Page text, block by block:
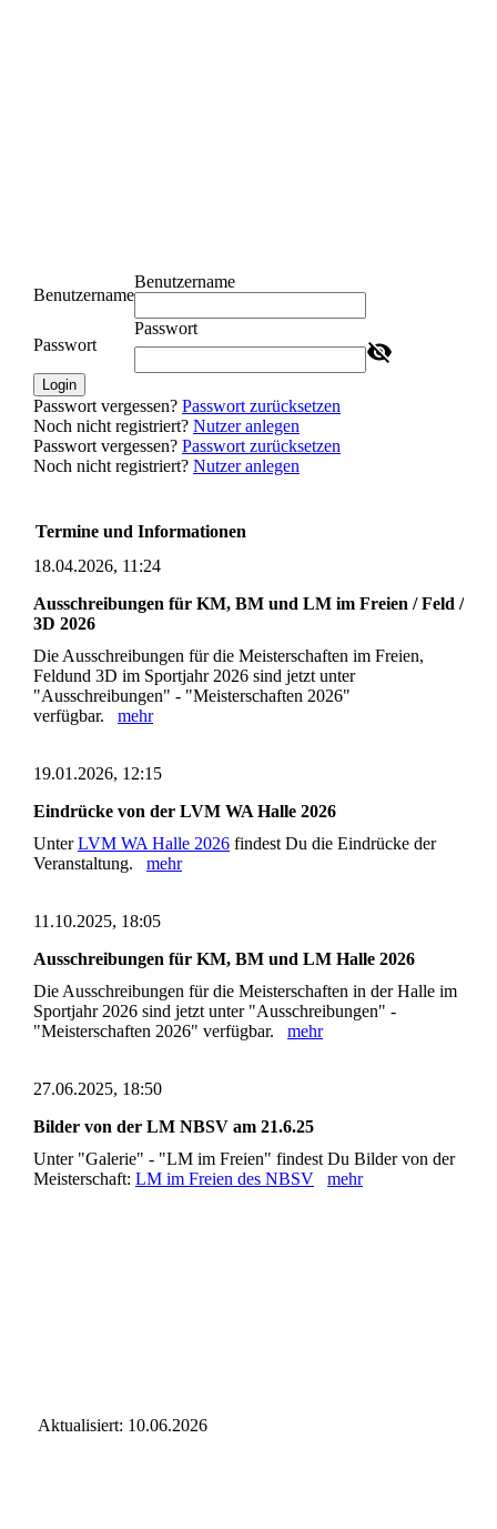
Benutzername
Benutzername
Passwort
Passwort
Login
Passwort vergessen? Passwort zurücksetzen
Noch nicht registriert? Nutzer anlegen
Passwort vergessen? Passwort zurücksetzen
Noch nicht registriert? Nutzer anlegen
Termine und Informationen
18.04.2026, 11:24
Ausschreibungen für KM, BM und LM im Freien / Feld /
3D 2026
Die Ausschreibungen für die Meisterschaften im Freien,
Feldund 3D im Sportjahr 2026 sind jetzt unter
"Ausschreibungen" - "Meisterschaften 2026"
verfügbar. mehr
19.01.2026, 12:15
Eindrücke von der LVM WA Halle 2026
UnterLVM WA Halle 2026 findest Du die Eindrücke der
Veranstaltung. mehr
11.10.2025, 18:05
Ausschreibungen für KM, BM und LM Halle 2026
Die Ausschreibungen für die Meisterschaften in der Halle im
Sportjahr 2026 sind jetzt unter "Ausschreibungen" -
"Meisterschaften 2026" verfügbar. mehr
27.06.2025, 18:50
Bilder von der LM NBSV am 21.6.25
Unter "Galerie" - "LM im Freien" findest Du Bilder von der
Meisterschaft: LM im Freien des NBSV mehr
Aktualisiert: 10.06.2026